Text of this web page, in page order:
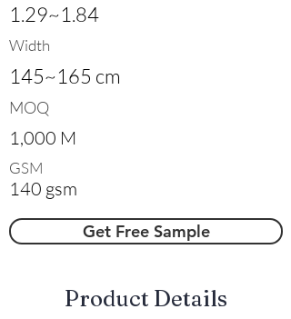
1.29~1.84
Width
145~165 cm
MOQ
1,000 M
GSM
140 gsm
Get Free Sample
​Product Details